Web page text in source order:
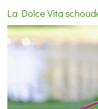
La Dolce Vita